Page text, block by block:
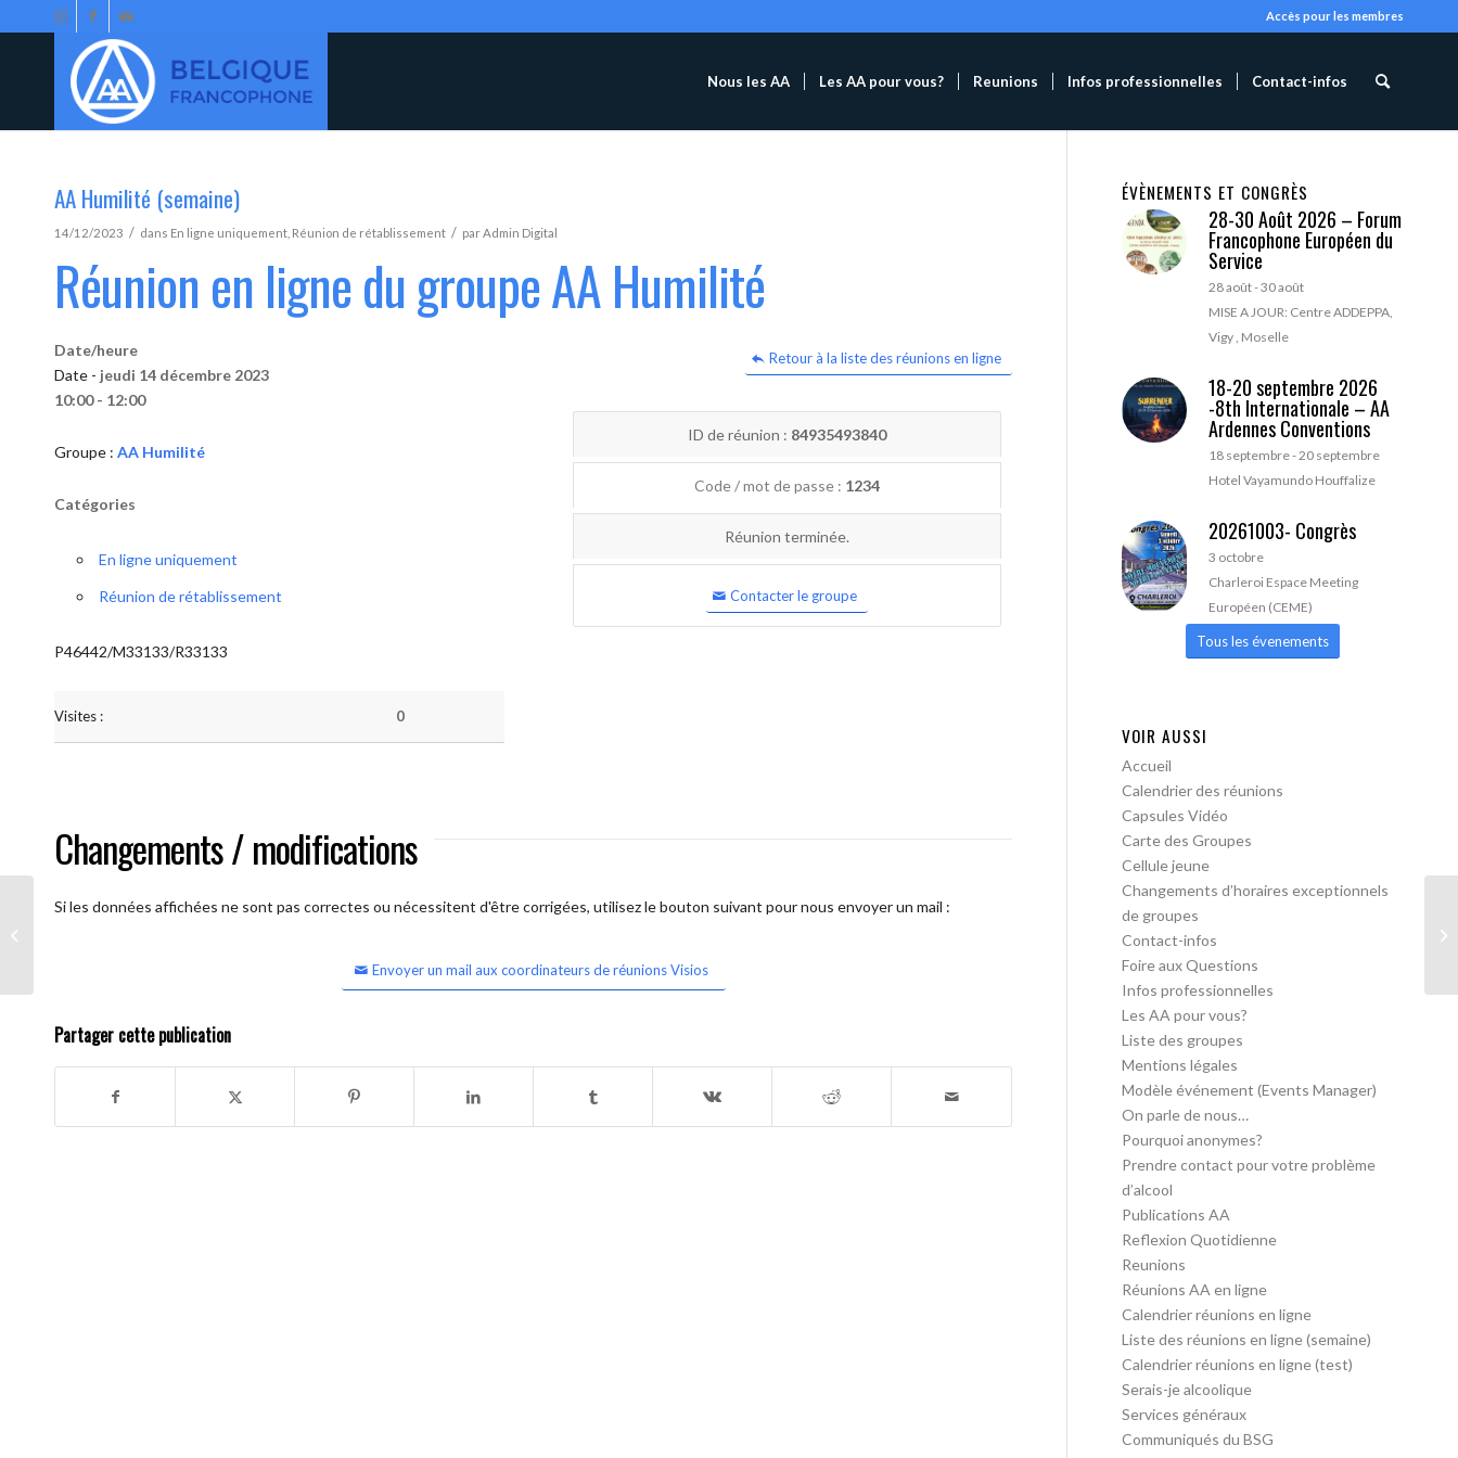
Accès pour les membres
Nous les AA Les AA pour vous? Reunions Infos professionnelles Contact-infos
AA Humilité (semaine)
14/12/2023 / dans En ligne uniquement Réunion de rétablissement / parAdmin Digital
Réunion en ligne du groupe AA Humilité
Retour à la liste des réunions en ligne
Date/heure
Date - jeudi 14 décembre 2023
10:00 - 12:00
Groupe : AA Humilité
Catégories
En ligne uniquement
Réunion de rétablissement
P46442/M33133/R33133
Visites : 0
ID de réunion : 84935493840
Code / mot de passe : 1234
Réunion terminée.
Contacter le groupe
Changements / modifications
Si les données affichées ne sont pas correctes ou nécessitent d'être corrigées, utilisez le bouton suivant pour nous envoyer un mail :
Envoyer un mail aux coordinateurs de réunions Visios
Partager cette publication
ÉVÈNEMENTS ET CONGRÈS
28-30 Août 2026 – Forum
Francophone Européen du
Service
28 août-30 août
MISE A JOUR: Centre ADDEPPA,
Vigy , Moselle
18-20 septembre 2026
-8th Internationale – AA
Ardennes Conventions
18 septembre-20 septembre
Hotel Vayamundo Houffalize
20261003- Congrès
3 octobre
Charleroi Espace Meeting
Européen (CEME)
Tous les évenements
VOIR AUSSI
Accueil
Calendrier des réunions
Capsules Vidéo
Carte des Groupes
Cellule jeune
Changements d’horaires exceptionnels
de groupes
Contact-infos
Foire aux Questions
Infos professionnelles
Les AA pour vous?
Liste des groupes
Mentions légales
Modèle événement (Events Manager)
On parle de nous…
Pourquoi anonymes?
Prendre contact pour votre problème
d’alcool
Publications AA
Reflexion Quotidienne
Reunions
Réunions AA en ligne
Calendrier réunions en ligne
Liste des réunions en ligne (semaine)
Calendrier réunions en ligne (test)
Serais-je alcoolique
Services généraux
Communiqués du BSG